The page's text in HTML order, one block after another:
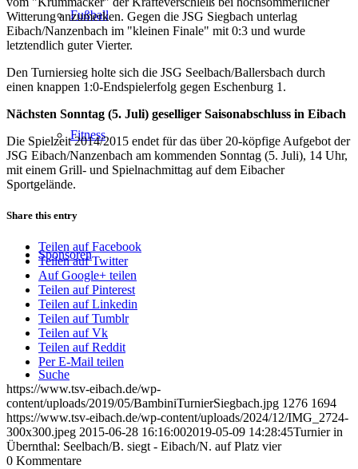
Fußball
Fitness
Sponsoren
Suche
Witterung anzumerken. Gegen die JSG Siegbach unterlag
Eibach/Nanzenbach im "kleinen Finale" mit 0:3 und wurde
letztendlich guter Vierter.
Den Turniersieg holte sich die JSG Seelbach/Ballersbach durch
einen knappen 1:0-Endspielerfolg gegen Eschenburg 1.
Nächsten Sonntag (5. Juli) geselliger Saisonabschluss in Eibach
Die Spielzeit 2014/2015 endet für das über 20-köpfige Aufgebot der
JSG Eibach/Nanzenbach am kommenden Sonntag (5. Juli), 14 Uhr,
mit einem Grill- und Spielnachmittag auf dem Eibacher
Sportgelände.
Share this entry
Teilen auf Facebook
Teilen auf Twitter
Auf Google+ teilen
Teilen auf Pinterest
Teilen auf Linkedin
Teilen auf Tumblr
Teilen auf Vk
Teilen auf Reddit
Per E-Mail teilen
https://www.tsv-eibach.de/wp-
content/uploads/2019/05/BambiniTurnierSiegbach.jpg 1276 1694
https://www.tsv-eibach.de/wp-content/uploads/2024/12/IMG_2724-
300x300.jpeg 2015-06-28 16:16:002019-05-09 14:28:45Turnier in
Übernthal: Seelbach/B. siegt - Eibach/N. auf Platz vier
0 Kommentare